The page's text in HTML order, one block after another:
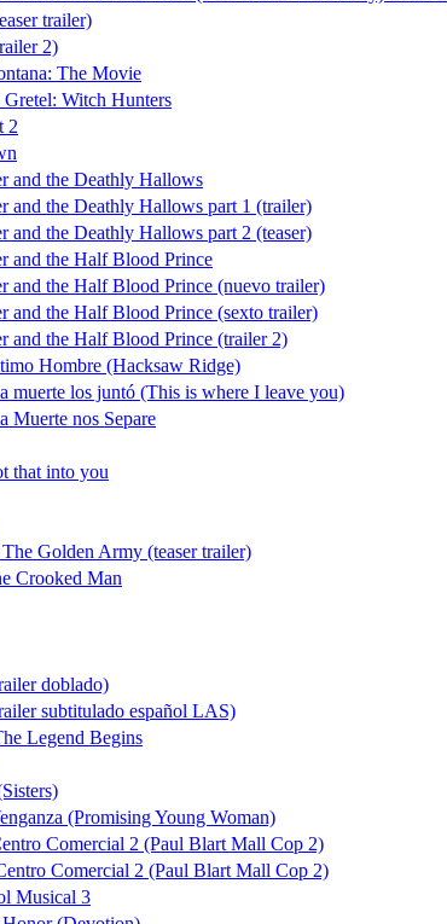
trailer)
2)
The Movie
Gretel: Witch Hunters
2
and the Deathly Hallows
and the Deathly Hallows part 1 (trailer)
and the Deathly Hallows part 2 (teaser)
and the Half Blood Prince
and the Half Blood Prince (nuevo trailer)
and the Half Blood Prince (sexto trailer)
and the Half Blood Prince (trailer 2)
Hombre (Hacksaw Ridge)
muerte los juntó (This is where I leave you)
Muerte nos Separe
that into you
Golden Army (teaser trailer)
Crooked Man
doblado)
subtitulado español LAS)
Legend Begins
(Promising Young Woman)
Comercial 2 (Paul Blart Mall Cop 2)
Comercial 2 (Paul Blart Mall Cop 2)
Musical 3